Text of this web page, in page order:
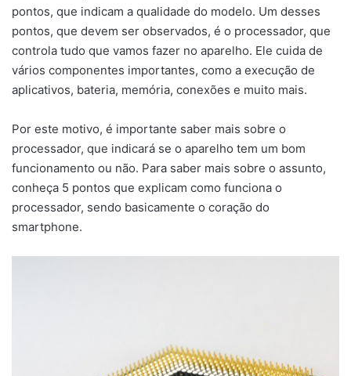
pontos, que indicam a qualidade do modelo. Um desses
pontos, que devem ser observados, é o processador, que
controla tudo que vamos fazer no aparelho. Ele cuida de
vários componentes importantes, como a execução de
aplicativos, bateria, memória, conexões e muito mais.
Por este motivo, é importante saber mais sobre o
processador, que indicará se o aparelho tem um bom
funcionamento ou não. Para saber mais sobre o assunto,
conheça 5 pontos que explicam como funciona o
processador, sendo basicamente o coração do
smartphone.